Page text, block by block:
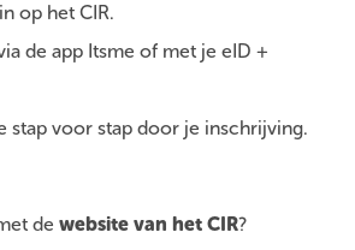
op het CIR.
de app Itsme of met je eID +
stap voor stap door je inschrijving.
de website van het CIR?